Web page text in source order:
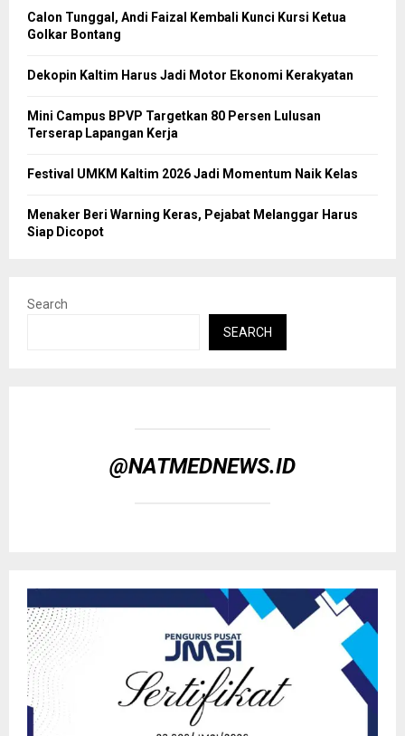
Calon Tunggal, Andi Faizal Kembali Kunci Kursi Ketua
Golkar Bontang
Dekopin Kaltim Harus Jadi Motor Ekonomi Kerakyatan
Mini Campus BPVP Targetkan 80 Persen Lulusan
Terserap Lapangan Kerja
Festival UMKM Kaltim 2026 Jadi Momentum Naik Kelas
Menaker Beri Warning Keras, Pejabat Melanggar Harus
Siap Dicopot
Search
SEARCH
@NATMEDNEWS.ID